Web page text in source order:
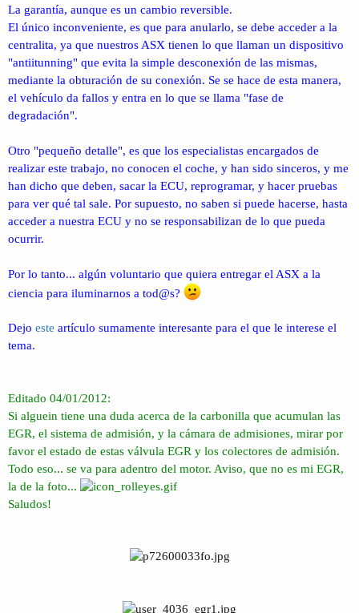
La garantía, aunque es un cambio reversible.
El único inconveniente, es que para anularlo, se debe acceder a la
centralita, ya que nuestros ASX tienen lo que llaman un dispositivo
"antiitunning" que evita la simple desconexión de las mismas,
mediante la obturación de su conexión. Se se hace de esta manera,
el vehículo da fallos y entra en lo que se llama "fase de
degradación".
Otro "pequeño detalle", es que los especialistas encargados de
realizar este trabajo, no conocen el coche, y han sido sinceros, y me
han dicho que deben, sacar la ECU, reprogramar, y hacer pruebas
para ver qué tal sale. Por supuesto, no saben si puede hacerse, hasta
acceder a nuestra ECU y no se responsabilizan de lo que pueda
ocurrir.
Por lo tanto... algún voluntario que quiera entregar el ASX a la
ciencia para iluminarnos a tod@s?
Dejo este artículo sumamente interesante para el que le interese el
tema.
Editado 04/01/2012:
Si alguein tiene una duda acerca de la carbonilla que acumulan las
EGR, el sistema de admisión, y la cámara de admisiones, mirar por
favor el estado de estas válvula EGR y los colectores de admisión.
Todo eso... se va para adentro del motor. Aviso, que no es mi EGR,
la de la foto...
Saludos!